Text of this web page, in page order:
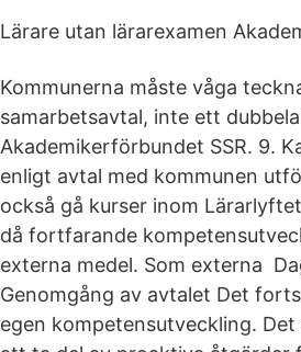
Lärare utan lärarexamen
Kommunerna måste våga
samarbetsavtal, inte ett
Akademikerförbundet SSR. 9.
enligt avtal med kommunen
också gå kurser inom
då fortfarande
externa medel. Som externa
Genomgång av avtalet Det
egen kompetensutveckling.